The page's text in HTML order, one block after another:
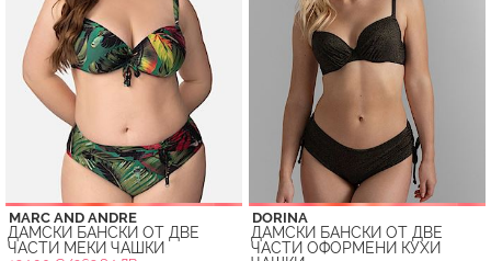
MARC AND ANDRE
ДАМСКИ БАНСКИ ОТ ДВЕ
ЧАСТИ МЕКИ ЧАШКИ
DORINA
ДАМСКИ БАНСКИ ОТ ДВЕ
ЧАСТИ ОФОРМЕНИ КУХИ